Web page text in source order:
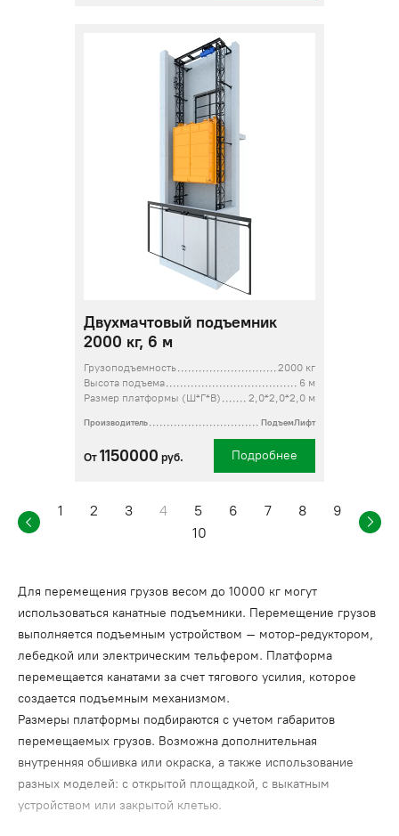
Двухмачтовый подъемник
2000 кг, 6 м
Грузоподъемность
2000 кг
Высота подъема
6 м
Размер платформы (Ш*Г*В)
2,0*2,0*2,0 м
Производитель ПодъемЛифт
От 1150000 руб. Подробнее
1 2 3 4 5 6 7 8
9
10
Для перемещения грузов весом до 10000 кг могут
использоваться канатные подъемники. Перемещение грузов
выполняется подъемным устройством – мотор-редуктором,
лебедкой или электрическим тельфером. Платформа
перемещается канатами за счет тягового усилия, которое
создается подъемным механизмом.
Размеры платформы подбираются с учетом габаритов
перемещаемых грузов. Возможна дополнительная
внутренняя обшивка или окраска, а также использование
разных моделей: с открытой площадкой, с выкатным
устройством или закрытой клетью.